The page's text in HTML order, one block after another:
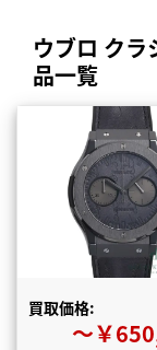
ウブロ クラ
品一覧
買取価格:
〜￥